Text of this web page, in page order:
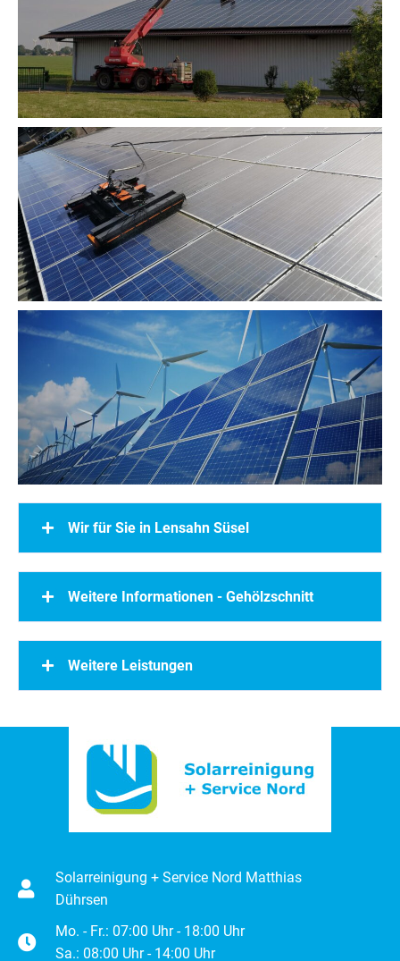
Wir für Sie in Lensahn Süsel
Weitere Informationen - Gehölzschnitt
Weitere Leistungen
Solarreinigung + Service Nord Matthias
Dührsen
Mo. - Fr.: 07:00 Uhr - 18:00 Uhr
Sa.: 08:00 Uhr - 14:00 Uhr